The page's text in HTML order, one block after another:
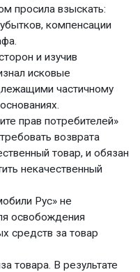
просила взыскать:
компенсации
и изучив
исковые
частичному
прав потребителей»
возврата
товар, и обязан
некачественный
Рус» не
освобождения
средств за товар
товара. В результате